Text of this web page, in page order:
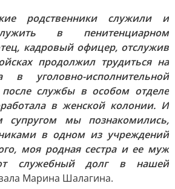
родственники служили и
в пенитенциарном
кадровый офицер, отслужив
продолжил трудиться на
в уголовно-исполнительной
службы в особом отделе
в женской колонии. И
мы познакомились,
в одном из учреждений
моя родная сестра и ее муж
служебный долг в нашей
Марина Шалагина.